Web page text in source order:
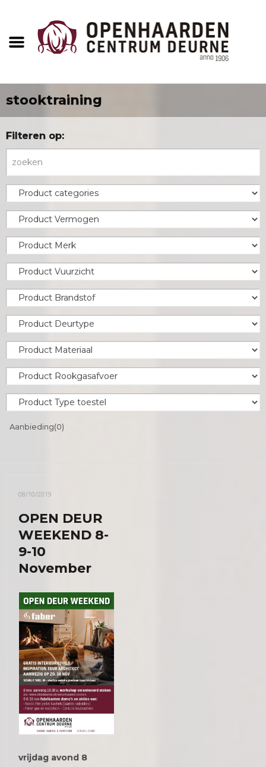
stooktraining
Filteren op:
Aanbieding(0)
08/10/2019
OPEN DEUR
WEEKEND 8-
9-10
November
vrijdag avond 8